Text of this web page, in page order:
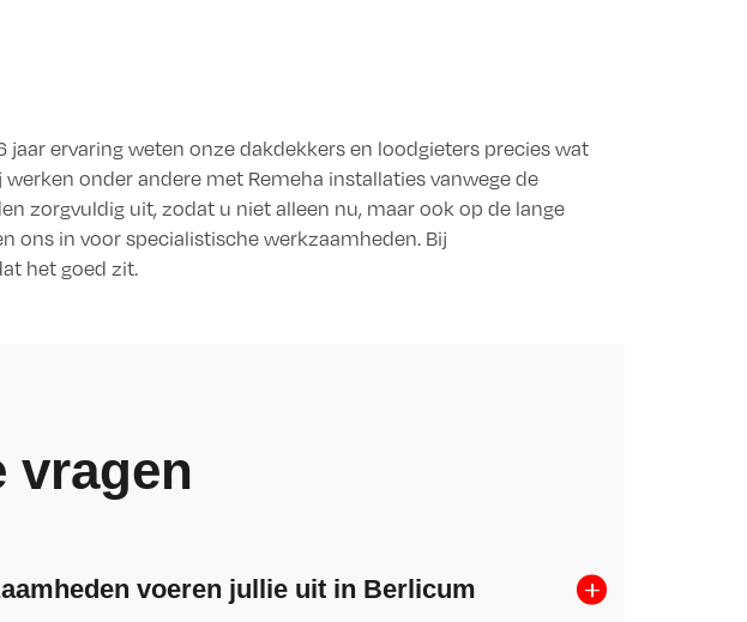
jaar ervaring weten onze dakdekkers en loodgieters precies wat
onder andere met Remeha installaties vanwege de
zorgvuldig uit, zodat u niet alleen nu, maar ook op de lange
ons in voor specialistische werkzaamheden. Bij
het goed zit.
vragen
voeren jullie uit in Berlicum